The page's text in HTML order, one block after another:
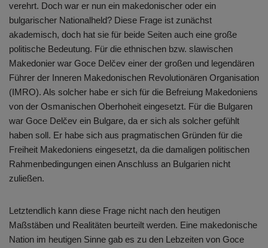
verehrt. Doch war er nun ein makedonischer oder ein
bulgarischer Nationalheld? Diese Frage ist zunächst
akademisch, doch hat sie für beide Seiten auch eine große
politische Bedeutung. Für die ethnischen bzw. slawischen
Makedonier war Goce Delčev einer der großen und legendären
Führer der Inneren Makedonischen Revolutionären Organisation
(IMRO). Als solcher habe er sich für die Befreiung Makedoniens
von der Osmanischen Oberhoheit eingesetzt. Für die Bulgaren
war Goce Delčev ein Bulgare, da er sich als solcher gefühlt
haben soll. Er habe sich aus pragmatischen Gründen für die
Freiheit Makedoniens eingesetzt, da die damaligen politischen
Rahmenbedingungen einen Anschluss an Bulgarien nicht
zuließen.
Letztendlich kann diese Frage nicht nach den heutigen
Maßstäben und Realitäten beurteilt werden. Eine makedonische
Nation im heutigen Sinne gab es zu den Lebzeiten von Goce